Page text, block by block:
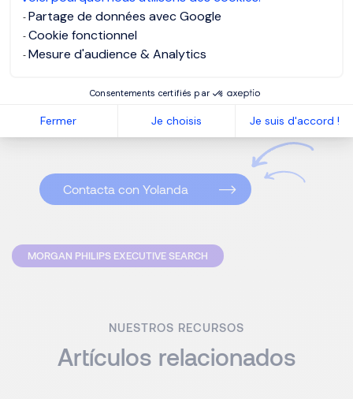
Partage de données avec Google
Cookie fonctionnel
Mesure d'audience & Analytics
Consentements certifiés par
Fermer Je choisis Je suis d'accord !
Desde elequipo Industria y Operaciones de Morgan
Philipsaportamos un sólido conocimiento de la función y
sus retos, así con un histórico importante en la atracción y
habilidades adecuadas para liderar la cadena de
Contacta con Yolanda
MORGAN PHILIPS EXECUTIVE SEARCH
NUESTROS RECURSOS
Artículos relacionados